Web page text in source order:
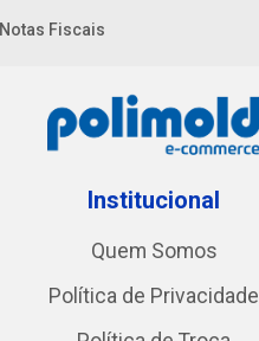
Notas Fiscais
Institucional
Quem Somos
Política de Privacidade